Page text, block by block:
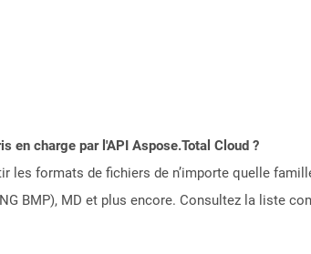
en charge par l'API Aspose.Total Cloud ?
les formats de fichiers de n’importe quelle
BMP), MD et plus encore. Consultez la liste